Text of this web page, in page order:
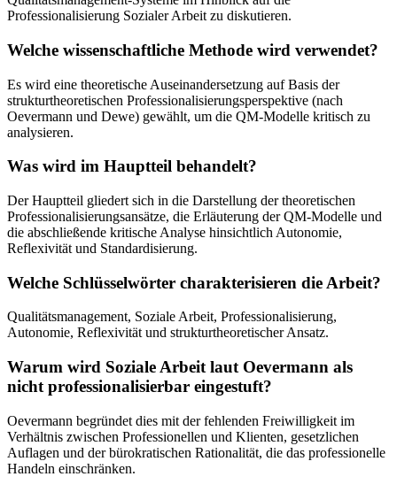
Professionalisierung Sozialer Arbeit zu diskutieren.
Welche wissenschaftliche Methode wird verwendet?
Es wird eine theoretische Auseinandersetzung auf Basis der
strukturtheoretischen Professionalisierungsperspektive (nach
Oevermann und Dewe) gewählt, um die QM-Modelle kritisch zu
analysieren.
Was wird im Hauptteil behandelt?
Der Hauptteil gliedert sich in die Darstellung der theoretischen
Professionalisierungsansätze, die Erläuterung der QM-Modelle und
die abschließende kritische Analyse hinsichtlich Autonomie,
Reflexivität und Standardisierung.
Welche Schlüsselwörter charakterisieren die Arbeit?
Qualitätsmanagement, Soziale Arbeit, Professionalisierung,
Autonomie, Reflexivität und strukturtheoretischer Ansatz.
Warum wird Soziale Arbeit laut Oevermann als
nicht professionalisierbar eingestuft?
Oevermann begründet dies mit der fehlenden Freiwilligkeit im
Verhältnis zwischen Professionellen und Klienten, gesetzlichen
Auflagen und der bürokratischen Rationalität, die das professionelle
Handeln einschränken.